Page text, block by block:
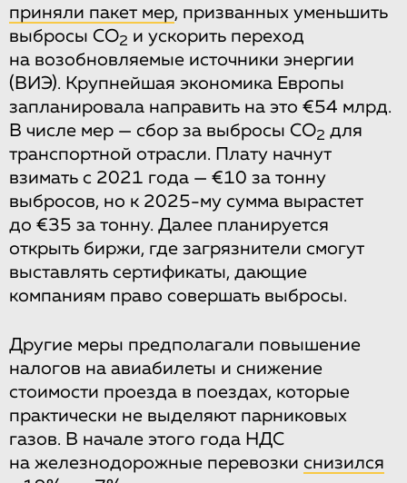
приняли пакет мер, призванных уменьшить
выбросы CO2 и ускорить переход
на возобновляемые источники энергии
(ВИЭ). Крупнейшая экономика Европы
запланировала направить на это €54 млрд.
В числе мер — сбор за выбросы CO2 для
транспортной отрасли. Плату начнут
взимать с 2021 года — €10 за тонну
выбросов, но к 2025-му сумма вырастет
до €35 за тонну. Далее планируется
открыть биржи, где загрязнители смогут
выставлять сертификаты, дающие
компаниям право совершать выбросы.
Другие меры предполагали повышение
налогов на авиабилеты и снижение
стоимости проезда в поездах, которые
практически не выделяют парниковых
газов. В начале этого года НДС
на железнодорожные перевозки снизился